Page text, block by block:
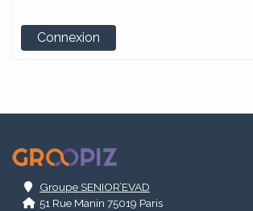
Alternative:
Connexion
Groupe SENIOR’EVAD
51 Rue Manin 75019 Paris